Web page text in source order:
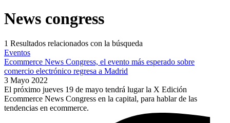
News congress
1 Resultados relacionados con la búsqueda
Eventos
Ecommerce News Congress, el evento más esperado sobre
comercio electrónico regresa a Madrid
3 Mayo 2022
El próximo jueves 19 de mayo tendrá lugar la X Edición
Ecommerce News Congress en la capital, para hablar de las
tendencias en ecommerce.